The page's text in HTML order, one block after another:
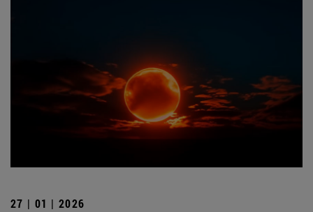
27 | 01 | 2026